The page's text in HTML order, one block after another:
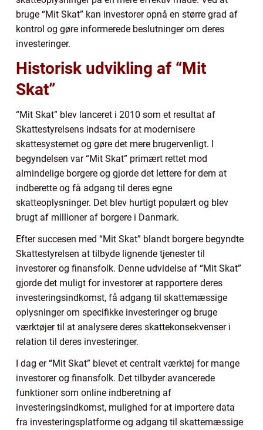
bruge “Mit Skat” kan investorer opnå en større grad af
kontrol og gøre informerede beslutninger om deres
investeringer.
Historisk udvikling af “Mit
Skat”
“Mit Skat” blev lanceret i 2010 som et resultat af
Skattestyrelsens indsats for at modernisere
skattesystemet og gøre det mere brugervenligt. I
begyndelsen var “Mit Skat” primært rettet mod
almindelige borgere og gjorde det lettere for dem at
indberette og få adgang til deres egne
skatteoplysninger. Det blev hurtigt populært og blev
brugt af millioner af borgere i Danmark.
Efter succesen med “Mit Skat” blandt borgere begyndte
Skattestyrelsen at tilbyde lignende tjenester til
investorer og finansfolk. Denne udvidelse af “Mit Skat”
gjorde det muligt for investorer at rapportere deres
investeringsindkomst, få adgang til skattemæssige
oplysninger om specifikke investeringer og bruge
værktøjer til at analysere deres skattekonsekvenser i
relation til deres investeringer.
I dag er “Mit Skat” blevet et centralt værktøj for mange
investorer og finansfolk. Det tilbyder avancerede
funktioner som online indberetning af
investeringsindkomst, mulighed for at importere data
fra investeringsplatforme og adgang til skattemæssige